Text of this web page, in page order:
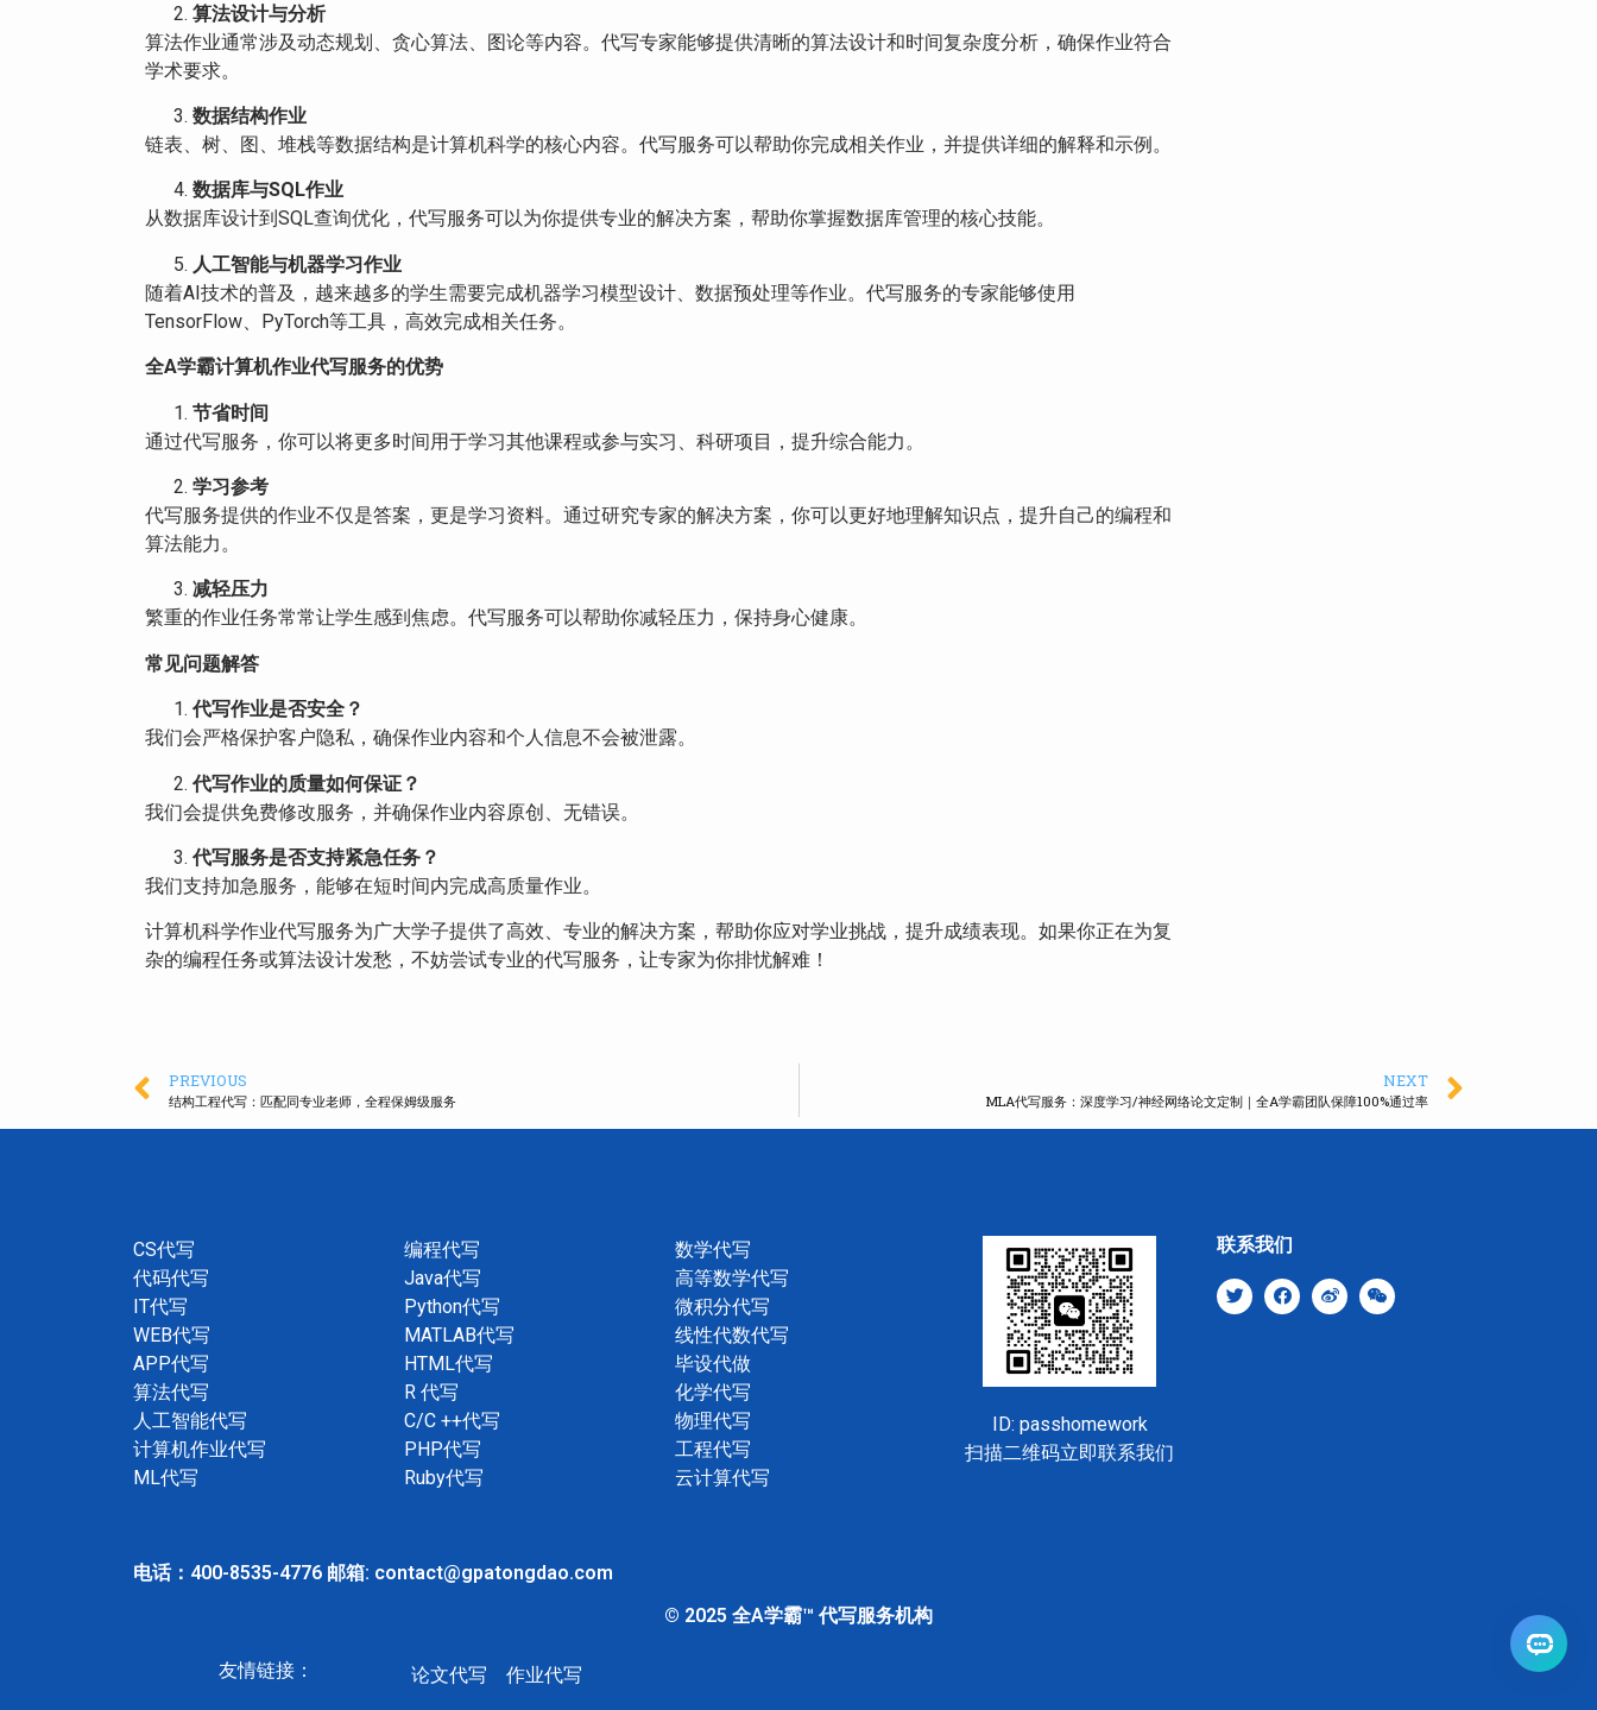
算法设计与分析
算法作业通常涉及动态规划、贪心算法、图论等内容。代写专家能够提供清晰的算法设计和时间复杂度分析，确保作业符合
学术要求。
数据结构作业
链表、树、图、堆栈等数据结构是计算机科学的核心内容。代写服务可以帮助你完成相关作业，并提供详细的解释和示例。
数据库与SQL作业
从数据库设计到SQL查询优化，代写服务可以为你提供专业的解决方案，帮助你掌握数据库管理的核心技能。
人工智能与机器学习作业
随着AI技术的普及，越来越多的学生需要完成机器学习模型设计、数据预处理等作业。代写服务的专家能够使用
TensorFlow、PyTorch等工具，高效完成相关任务。
全A学霸计算机作业代写服务的优势
节省时间
通过代写服务，你可以将更多时间用于学习其他课程或参与实习、科研项目，提升综合能力。
学习参考
代写服务提供的作业不仅是答案，更是学习资料。通过研究专家的解决方案，你可以更好地理解知识点，提升自己的编程和
算法能力。
减轻压力
繁重的作业任务常常让学生感到焦虑。代写服务可以帮助你减轻压力，保持身心健康。
常见问题解答
代写作业是否安全？
我们会严格保护客户隐私，确保作业内容和个人信息不会被泄露。
代写作业的质量如何保证？
我们会提供免费修改服务，并确保作业内容原创、无错误。
代写服务是否支持紧急任务？
我们支持加急服务，能够在短时间内完成高质量作业。
计算机科学作业代写服务为广大学子提供了高效、专业的解决方案，帮助你应对学业挑战，提升成绩表现。如果你正在为复
杂的编程任务或算法设计发愁，不妨尝试专业的代写服务，让专家为你排忧解难！
PREVIOUS
结构工程代写：匹配同专业老师，全程保姆级服务
NEXT
MLA代写服务：深度学习/神经网络论文定制｜全A学霸团队保障100%通过率
CS代写
代码代写
IT代写
WEB代写
APP代写
算法代写
人工智能代写
计算机作业代写
ML代写
编程代写
Java代写
Python代写
MATLAB代写
HTML代写
R 代写
C/C ++代写
PHP代写
Ruby代写
数学代写
高等数学代写
微积分代写
线性代数代写
毕设代做
化学代写
物理代写
工程代写
云计算代写
ID: passhomework
扫描二维码立即联系我们
联系我们
电话：400-8535-4776 邮箱: contact@gpatongdao.com
© 2025 全A学霸™ 代写服务机构
友情链接： 论文代写 作业代写